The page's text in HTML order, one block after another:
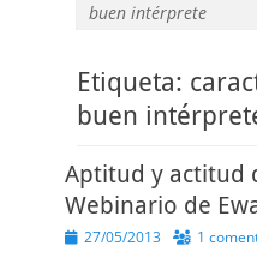
buen intérprete
Etiqueta:
buen
Aptitud y actitud
Webinario de
Publicado
27/05/2013 1